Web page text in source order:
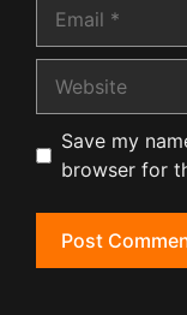
Save my
browser for